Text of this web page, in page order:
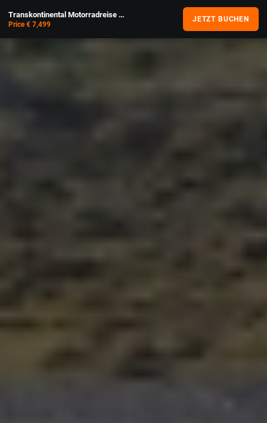
Transkontinental Motorradreise Go West - Pamir Highway
Price € 7,499
JETZT BUCHEN